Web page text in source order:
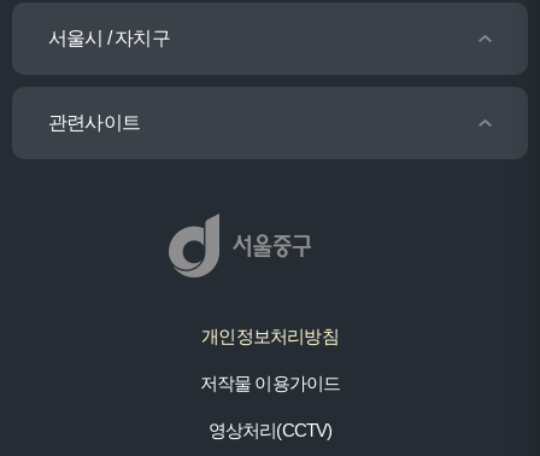
서울시 / 자치구
관련사이트
개인정보처리방침
저작물 이용가이드
영상처리(CCTV)